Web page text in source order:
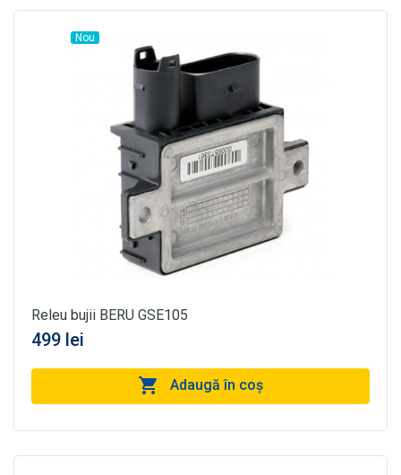
Nou
Releu bujii BERU GSE105
499 lei
Adaugă în coş